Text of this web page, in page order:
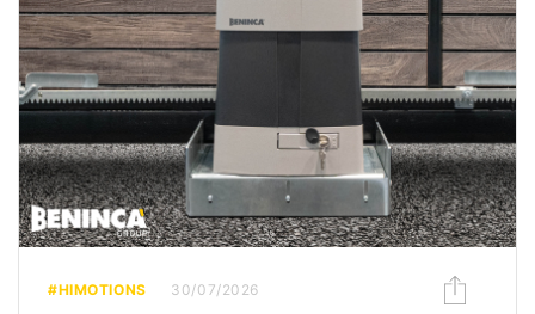
#HIMOTIONS 30/07/2026